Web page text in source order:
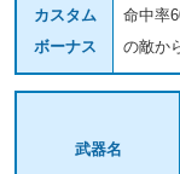
カスタム
ボーナス
命中率
の敵か
武器名